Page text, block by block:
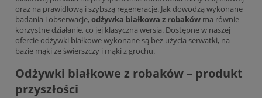
oraz na prawidłową i szybszą regenerację. Jak dowodzą wykonane
badania i obserwacje, odżywka białkowa z robaków ma równie
korzystne działanie, co jej klasyczna wersja. Dostępne w naszej
ofercie odżywki białkowe wykonane są bez użycia serwatki, na
bazie mąki ze świerszczy i mąki z grochu.
Odżywki białkowe z robaków – produkt
przyszłości